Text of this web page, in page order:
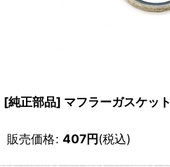
[純正部品] マフラーガスケット
販売価格: 407円(税込)